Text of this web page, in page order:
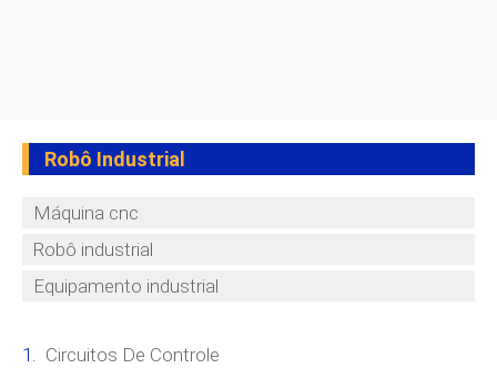
Robô Industrial
Máquina cnc
Robô industrial
Equipamento industrial
Circuitos De Controle